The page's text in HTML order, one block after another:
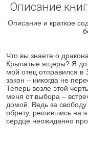
Описание
Описание и краткое
Что вы знаете о
Крылатые ящеры? Я до
мой отец отправился в
закон – никогда не
Теперь возле этой
меня от выбора –
домой. Ведь за свободу
обрету, решившись на
сердце неожиданно